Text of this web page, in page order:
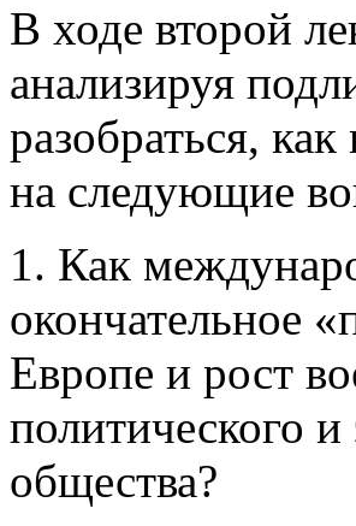
В ходе второй
анализируя
разобраться,
на следующие
1. Как
окончательное
Европе и рост
политического и
общества?